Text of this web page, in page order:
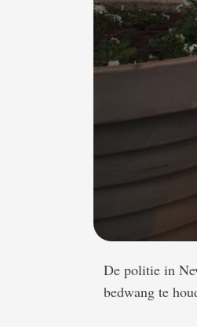
De politie in
bedwang te